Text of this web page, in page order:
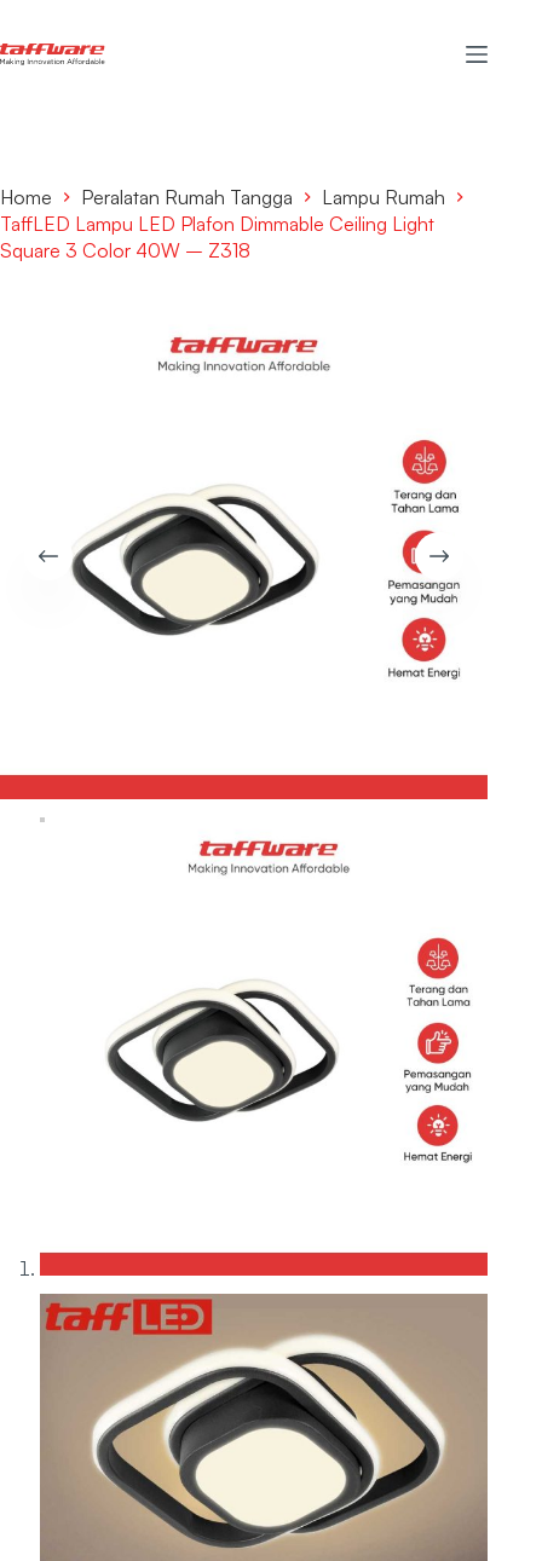
Home Peralatan Rumah Tangga
Lampu Rumah
TaffLED Lampu LED Plafon Dimmable Ceiling Light
Square 3 Color 40W – Z318